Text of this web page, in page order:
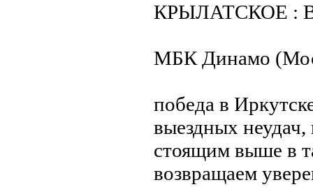
КРЫЛАТСКОЕ :
МБК Динамо
победа в
выездных
стоящим выше в
возвращаем